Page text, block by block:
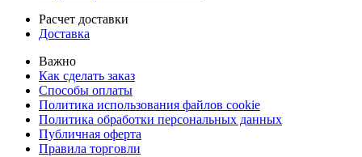
Расчет доставки
Доставка
Важно
Как сделать заказ
Способы оплаты
Политика использования файлов cookie
Политика обработки персональных данных
Публичная оферта
Правила торговли